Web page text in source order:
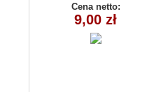
Cena netto:
9,00 zł